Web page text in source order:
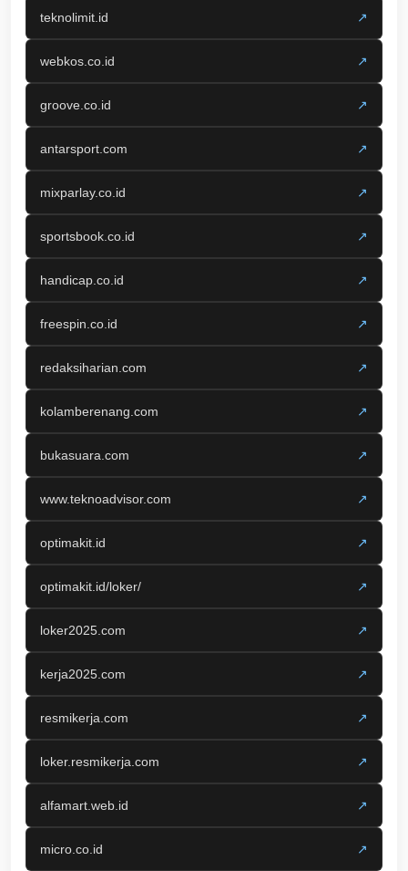
teknolimit.id ↗
webkos.co.id ↗
groove.co.id ↗
antarsport.com ↗
mixparlay.co.id ↗
sportsbook.co.id ↗
handicap.co.id ↗
freespin.co.id ↗
redaksiharian.com ↗
kolamberenang.com ↗
bukasuara.com ↗
www.teknoadvisor.com ↗
optimakit.id ↗
optimakit.id/loker/ ↗
loker2025.com ↗
kerja2025.com ↗
resmikerja.com ↗
loker.resmikerja.com ↗
alfamart.web.id ↗
micro.co.id ↗